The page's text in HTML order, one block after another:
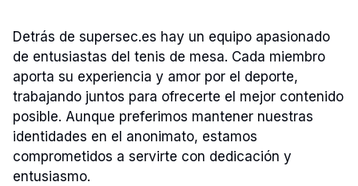
Detrás de supersec.es hay un equipo apasionado
de entusiastas del tenis de mesa. Cada miembro
aporta su experiencia y amor por el deporte,
trabajando juntos para ofrecerte el mejor contenido
posible. Aunque preferimos mantener nuestras
identidades en el anonimato, estamos
comprometidos a servirte con dedicación y
entusiasmo.